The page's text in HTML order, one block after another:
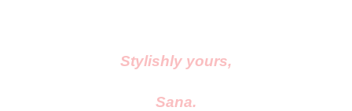
Stylishly yours,
Sana.